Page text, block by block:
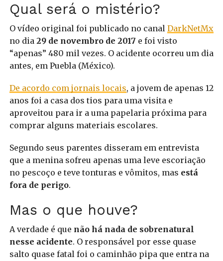
Qual será o mistério?
O vídeo original foi publicado no canal DarkNetMx
no dia 29 de novembro de 2017 e foi visto
“apenas” 480 mil vezes. O acidente ocorreu um dia
antes, em Puebla (México).
De acordo com jornais locais, a jovem de apenas 12
anos foi a casa dos tios para uma visita e
aproveitou para ir a uma papelaria próxima para
comprar alguns materiais escolares.
Segundo seus parentes disseram em entrevista
que a menina sofreu apenas uma leve escoriação
no pescoço e teve tonturas e vômitos, mas está
fora de perigo.
Mas o que houve?
A verdade é que não há nada de sobrenatural
nesse acidente. O responsável por esse quase
salto quase fatal foi o caminhão pipa que entra na